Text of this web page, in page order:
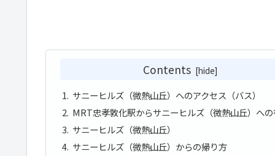
Contents
サニーヒルズ（微熱山丘）へのアクセス（バス）
MRT忠孝敦化駅からサニーヒルズ（微熱山丘）へ
サニーヒルズ（微熱山丘）
サニーヒルズ（微熱山丘）からの帰り方